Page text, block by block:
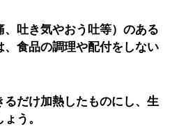
吐き気やおう吐等）のある
食品の調理や配付をしない
だけ加熱したものにし、生
う。